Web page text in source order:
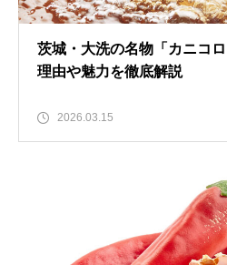
茨城・大洗の名物「カニコ
理由や魅力を徹底解説
2026.03.15